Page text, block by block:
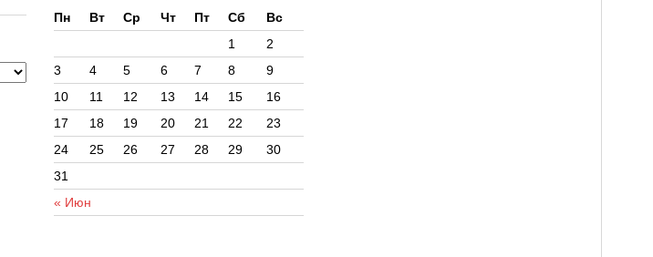
Пн
Вт Ср Чт Пт Сб Вс
« Июн
1
2
3
4 5 6 7 8
9
10
11 12 13 14 15
16
17
18 19 20 21 22
23
24
25 26 27 28 29
30
31